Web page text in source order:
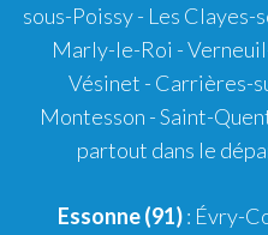
sous-Poissy - Les Clayes-
Marly-le-Roi -
Vésinet - Carrières-
Montesson - Saint-
partout dans le
Essonne (91): Évry-